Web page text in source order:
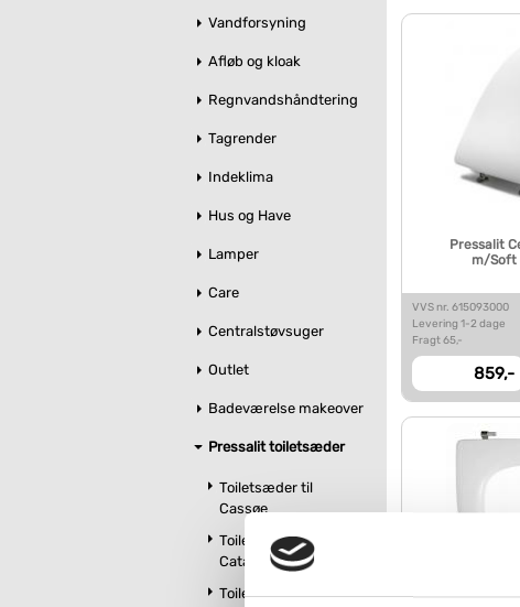
Vandforsyning
Afløb og kloak
Regnvandshåndtering
Tagrender
Indeklima
Hus og Have
Lamper
Care
Centralstøvsuger
Outlet
Badeværelse makeover
Pressalit toiletsæder
Toiletsæder til
Cassøe
Toiletsæder til
Catalano
Toiletsæder til
Pressalit
m/Soft
VVS nr. 615093000
Levering 1-2 dage
Fragt 65,-
859,-